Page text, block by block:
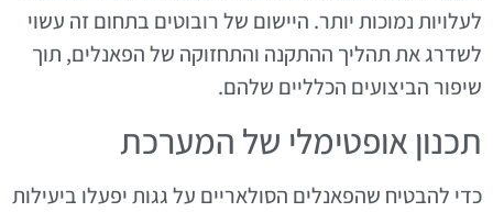
לעלויות נמוכות יותר. היישום של רובוטים בתחום זה עשוי
לשדרג את תהליך ההתקנה והתחזוקה של הפאנלים, תוך
שיפור הביצועים הכלליים שלהם.
תכנון אופטימלי של המערכת
כדי להבטיח שהפאנלים הסולאריים על גגות יפעלו ביעילות